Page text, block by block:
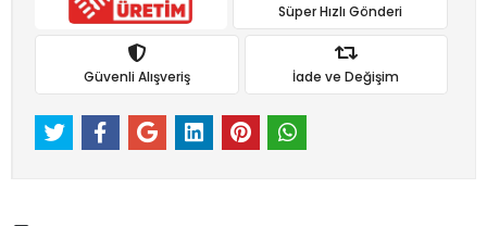
Süper Hızlı Gönderi
Güvenli Alışveriş İade ve Değişim